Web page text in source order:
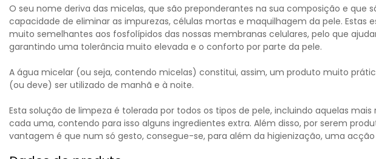
O seu nome deriva das micelas, que são preponderantes na sua composição e
capacidade de eliminar as impurezas, células mortas e maquilhagem da pele.
muito semelhantes aos fosfolípidos das nossas membranas celulares, pelo que
garantindo uma tolerância muito elevada e o conforto por parte da pele.
A água micelar (ou seja, contendo micelas) constitui, assim, um produto muito
(ou deve) ser utilizado de manhã e à noite.
Esta solução de limpeza é tolerada por todos os tipos de pele, incluindo aquelas
cada uma, contendo para isso alguns ingredientes extra. Além disso, por serem
vantagem é que num só gesto, consegue-se, para além da higienização, uma